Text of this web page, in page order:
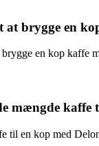
brygge en
en kop
mængde
til en kop med